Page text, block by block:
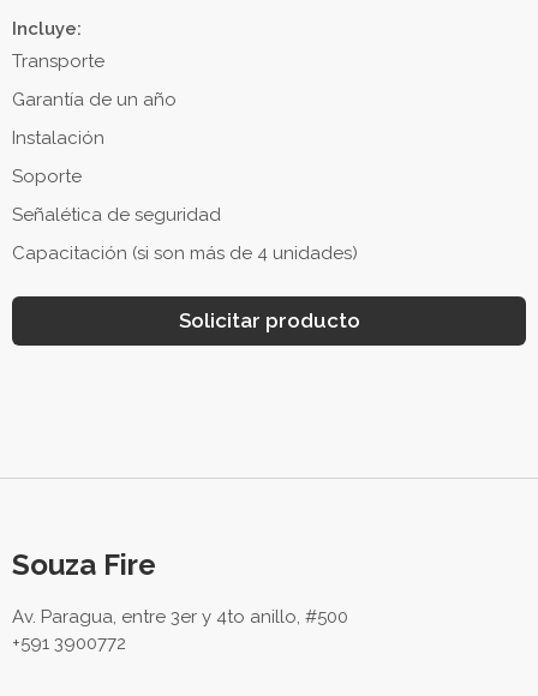
Incluye:
Transporte
Garantía de un año
Instalación
Soporte
Señalética de seguridad
Capacitación (si son más de 4 unidades)
Solicitar producto
Souza Fire
Av. Paragua, entre 3er y 4to anillo, #500
+591 3900772